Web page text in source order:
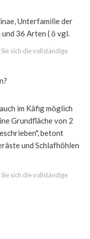
Unterfamilie der
36 Arten ( ö vgl.
Sie sich die vollständige
im Käfig möglich
Grundfläche von 2
betont
und Schlafhöhlen
Sie sich die vollständige